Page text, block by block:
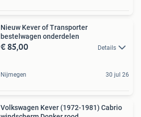
Nieuw Kever of Transporter
bestelwagen onderdelen
€ 85,00 Details
Nijmegen 30 jul 26
Volkswagen Kever (1972-1981) Cabrio